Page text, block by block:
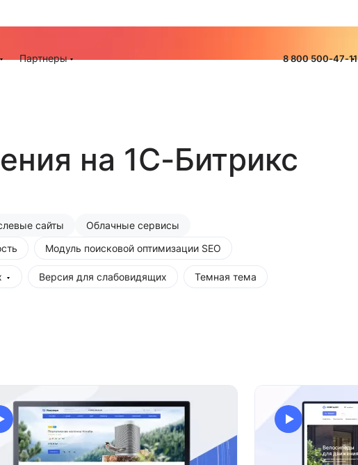
Партнеры 8 800 500-47-11
на 1С-Битрикс
сайты
Облачные сервисы
Модуль поисковой оптимизации SEO
Версия для слабовидящих Темная тема